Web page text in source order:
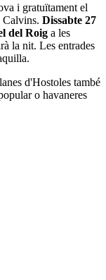
i gratuïtament el
Calvins. Dissabte 27
del Roig a les
la nit. Les entrades
d'Hostoles també
o havaneres